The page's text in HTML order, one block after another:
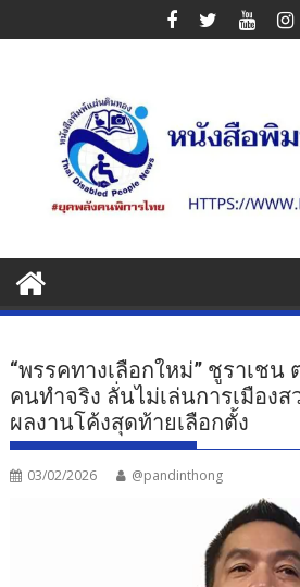
to
“พรรคทางเลือกใหม่” ชูราเชน
คนทำจริง ลั่นไม่เล่นการเมือง
ผลงานโค้งสุดท้ายเลือกตั้ง
03/02/2026 @pandinthong